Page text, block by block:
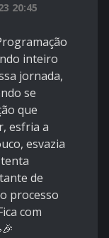
20:45
inteiro
jornada,
se
que
esfria a
esvazia
de
processo
com